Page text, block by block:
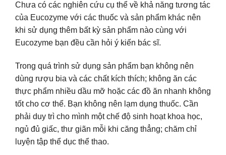
Chưa có các nghiên cứu cụ thể về khả năng tương tác
của Eucozyme với các thuốc và sản phẩm khác nên
khi sử dụng thêm bất kỳ sản phẩm nào cùng với
Eucozyme bạn đều cần hỏi ý kiến bác sĩ.
Trong quá trình sử dụng sản phẩm bạn không nên
dùng rượu bia và các chất kích thích; không ăn các
thực phẩm nhiều dầu mỡ hoặc các đồ ăn nhanh không
tốt cho cơ thể. Bạn không nên lạm dụng thuốc. Cần
phải duy trì cho mình một chế độ sinh hoạt khoa học,
ngủ đủ giấc, thư giãn mỗi khi căng thẳng; chăm chỉ
luyện tập thể dục thể thao.